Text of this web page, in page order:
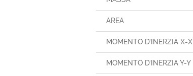
AREA
MOMENTO D’INERZIA X-X
MOMENTO D’INERZIA Y-Y